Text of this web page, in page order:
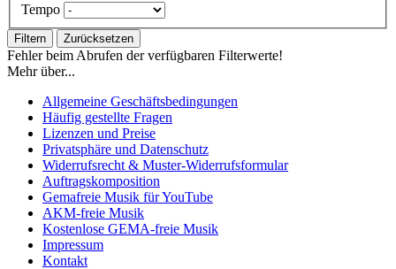
Tempo
Filtern Zurücksetzen
Fehler beim Abrufen der verfügbaren Filterwerte!
Mehr über...
Allgemeine Geschäftsbedingungen
Häufig gestellte Fragen
Lizenzen und Preise
Privatsphäre und Datenschutz
Widerrufsrecht & Muster-Widerrufsformular
Auftragskomposition
Gemafreie Musik für YouTube
AKM-freie Musik
Kostenlose GEMA-freie Musik
Impressum
Kontakt